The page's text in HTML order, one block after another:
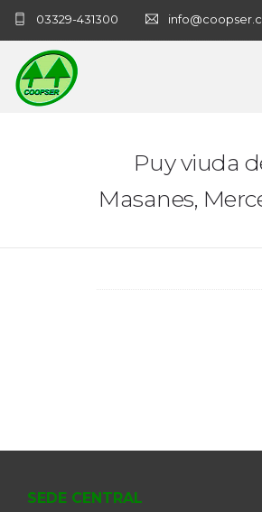
03329-431300
Puy viuda
Masanes,
SEDE CENTRAL